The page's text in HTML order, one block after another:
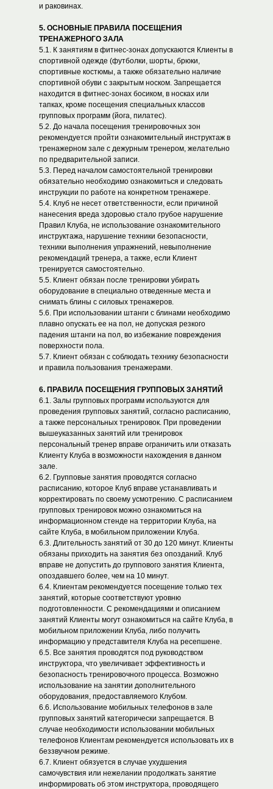
и раковинах.
5. ОСНОВНЫЕ ПРАВИЛА ПОСЕЩЕНИЯ
ТРЕНАЖЕРНОГО ЗАЛА
5.1. К занятиям в фитнес-зонах допускаются Клиенты в
спортивной одежде (футболки, шорты, брюки,
спортивные костюмы, а также обязательно наличие
спортивной обуви с закрытым носком. Запрещается
находится в фитнес-зонах босиком, в носках или
тапках, кроме посещения специальных классов
групповых программ (йога, пилатес).
5.2. До начала посещения тренировочных зон
рекомендуется пройти ознакомительный инструктаж в
тренажерном зале с дежурным тренером, желательно
по предварительной записи.
5.3. Перед началом самостоятельной тренировки
обязательно необходимо ознакомиться и следовать
инструкции по работе на конкретном тренажере.
5.4. Клуб не несет ответственности, если причиной
нанесения вреда здоровью стало грубое нарушение
Правил Клуба, не использование ознакомительного
инструктажа, нарушение техники безопасности,
техники выполнения упражнений, невыполнение
рекомендаций тренера, а также, если Клиент
тренируется самостоятельно.
5.5. Клиент обязан после тренировки убирать
оборудование в специально отведенные места и
снимать блины с силовых тренажеров.
5.6. При использовании штанги с блинами необходимо
плавно опускать ее на пол, не допуская резкого
падения штанги на пол, во избежание повреждения
поверхности пола.
5.7. Клиент обязан с соблюдать технику безопасности
и правила пользования тренажерами.
6. ПРАВИЛА ПОСЕЩЕНИЯ ГРУППОВЫХ ЗАНЯТИЙ
6.1. Залы групповых программ используются для
проведения групповых занятий, согласно расписанию,
а также персональных тренировок. При проведении
вышеуказанных занятий или тренировок
персональный тренер вправе ограничить или отказать
Клиенту Клуба в возможности нахождения в данном
зале.
6.2. Групповые занятия проводятся согласно
расписанию, которое Клуб вправе устанавливать и
корректировать по своему усмотрению. С расписанием
групповых тренировок можно ознакомиться на
информационном стенде на территории Клуба, на
сайте Клуба, в мобильном приложении Клуба.
6.3. Длительность занятий от 30 до 120 минут. Клиенты
обязаны приходить на занятия без опозданий. Клуб
вправе не допустить до группового занятия Клиента,
опоздавшего более, чем на 10 минут.
6.4. Клиентам рекомендуется посещение только тех
занятий, которые соответствуют уровню
подготовленности. С рекомендациями и описанием
занятий Клиенты могут ознакомиться на сайте Клуба, в
мобильном приложении Клуба, либо получить
информацию у представителя Клуба на ресепшене.
6.5. Все занятия проводятся под руководством
инструктора, что увеличивает эффективность и
безопасность тренировочного процесса. Возможно
использование на занятии дополнительного
оборудования, предоставляемого Клубом.
6.6. Использование мобильных телефонов в зале
групповых занятий категорически запрещается. В
случае необходимости использовании мобильных
телефонов Клиентам рекомендуется использовать их в
беззвучном режиме.
6.7. Клиент обязуется в случае ухудшения
самочувствия или нежелании продолжать занятие
информировать об этом инструктора, проводящего